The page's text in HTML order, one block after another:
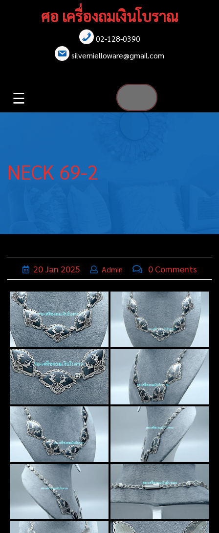
ศอ เครื่องถมเงินโบราณ
02-128-0390
silvernielloware@gmail.com
สร้อยข้อมือ
เข็มขัด
ฐานเสียบ
ทั่วไป
ติดต่อเรา
Thai
☰
NECK 69-2
20Jan 2025 Admin 0 Comments